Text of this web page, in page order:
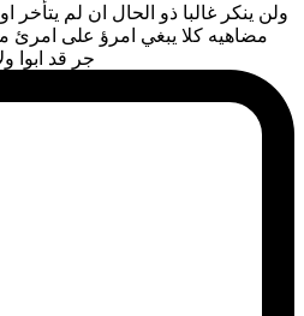
ولن ينكر غالبا ذو الحال ان لم
مضاهيه كلا يبغي امرؤ على
جر قد ابوا